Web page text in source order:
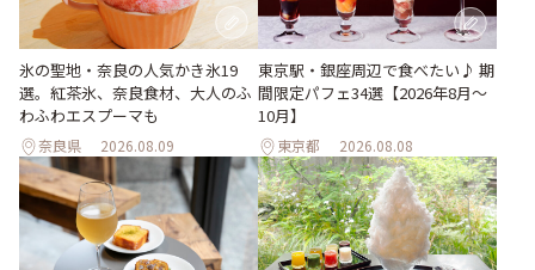
氷の聖地・奈良の人気かき氷19
選。紅茶氷、奈良食材、大人のふ
わふわエスプーマも
奈良県 2026.08.09
東京駅・銀座周辺で食べたい♪ 期
間限定パフェ34選【2026年8月～
10月】
東京都 2026.08.08